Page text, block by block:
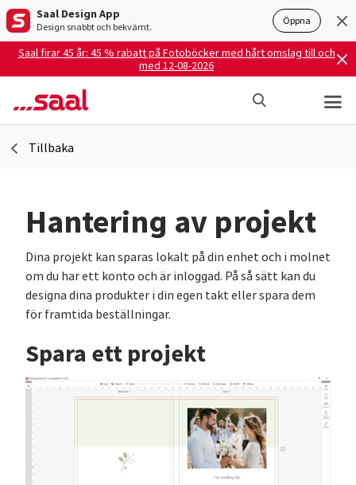
Saal Design App
Design snabbt och bekvämt. Öppna
Saal firar 45 år: 45 % rabatt på Fotoböcker med hårt omslag till och
med 12-08-2026
Tillbaka
Hantering av projekt
Dina projekt kan sparas lokalt på din enhet och i molnet
om du har ett konto och är inloggad. På så sätt kan du
designa dina produkter i din egen takt eller spara dem
för framtida beställningar.
Spara ett projekt